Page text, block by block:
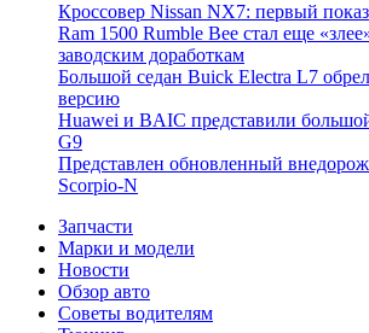
Кроссовер Nissan NX7: первый показ
Ram 1500 Rumble Bee стал еще
заводским доработкам
Большой седан Buick Electra L7
версию
Huawei и BAIC представили
G9
Представлен обновленный
Scorpio-N
Запчасти
Марки и модели
Новости
Обзор авто
Советы водителям